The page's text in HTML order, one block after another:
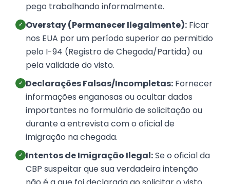
pego trabalhando informalmente.
✓ Overstay (Permanecer Ilegalmente): Ficar
nos EUA por um período superior ao permitido
pelo I-94 (Registro de Chegada/Partida) ou
pela validade do visto.
✓ Declarações Falsas/Incompletas: Fornecer
informações enganosas ou ocultar dados
importantes no formulário de solicitação ou
durante a entrevista com o oficial de
imigração na chegada.
✓ Intentos de Imigração Ilegal:Se o oficial da
CBP suspeitar que sua verdadeira intenção